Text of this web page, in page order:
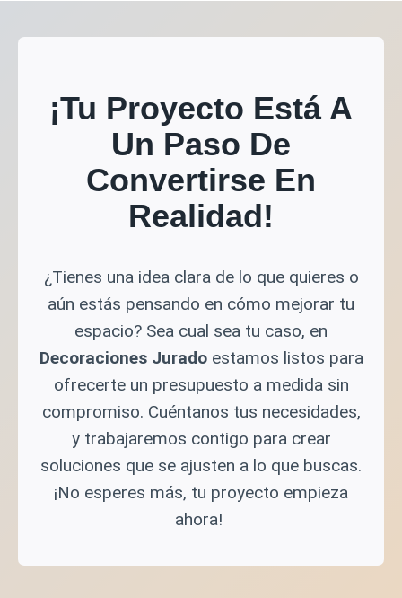
¡Tu Proyecto Está A
Un Paso De
Convertirse En
Realidad!
¿Tienes una idea clara de lo que quieres o
aún estás pensando en cómo mejorar tu
espacio? Sea cual sea tu caso, en
Decoraciones Juradoestamos listos para
ofrecerte un presupuesto a medida sin
compromiso. Cuéntanos tus necesidades,
y trabajaremos contigo para crear
soluciones que se ajusten a lo que buscas.
¡No esperes más, tu proyecto empieza
ahora!